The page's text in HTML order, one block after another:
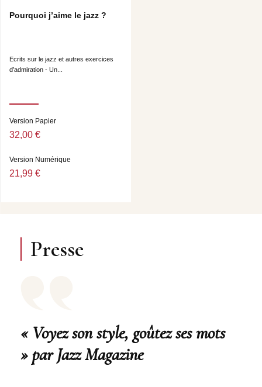
Pourquoi j’aime le jazz ?
Ecrits sur le jazz et autres exercices
d’admiration - Un...
Version Papier
32,00 €
Version Numérique
21,99 €
Presse
« Voyez son style, goûtez ses mots
» par Jazz Magazine